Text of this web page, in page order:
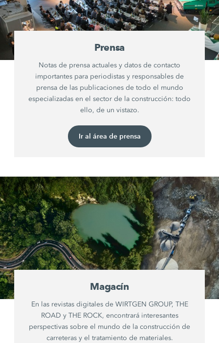
Prensa
Notas de prensa actuales y datos de contacto
importantes para periodistas y responsables de
prensa de las publicaciones de todo el mundo
especializadas en el sector de la construcción: todo
ello, de un vistazo.
Ir al área de prensa
Magacín
En las revistas digitales de WIRTGEN GROUP, THE
ROAD y THE ROCK, encontrará interesantes
perspectivas sobre el mundo de la construcción de
carreteras y el tratamiento de materiales.